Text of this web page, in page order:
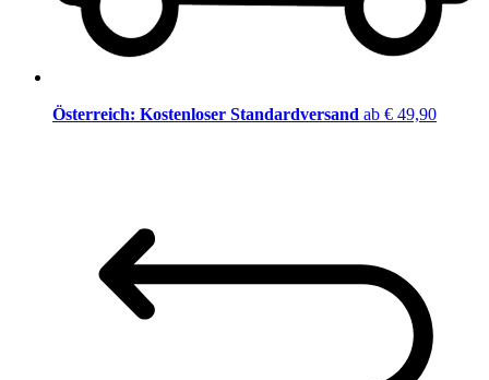
Österreich: Kostenloser Standardversand ab € 49,90